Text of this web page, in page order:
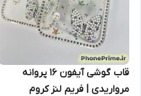
قاب گوشی آیفون 16 پروانه
مرواریدی | فریم لنز کروم